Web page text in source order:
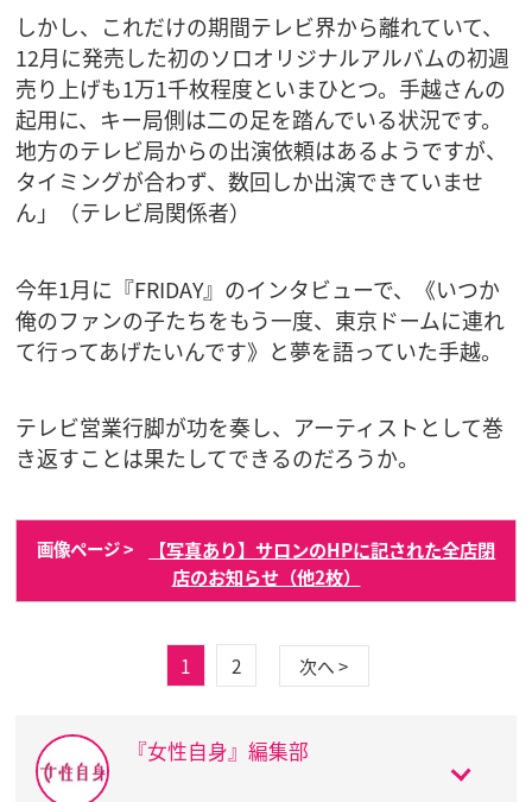
しかし、これだけの期間テレビ界から離れていて、
12月に発売した初のソロオリジナルアルバムの初週
売り上げも1万1千枚程度といまひとつ。手越さんの
起用に、キー局側は二の足を踏んでいる状況です。
地方のテレビ局からの出演依頼はあるようですが、
タイミングが合わず、数回しか出演できていませ
ん」（テレビ局関係者）
今年1月に『FRIDAY』のインタビューで、《いつか
俺のファンの子たちをもう一度、東京ドームに連れ
て行ってあげたいんです》と夢を語っていた手越。
テレビ営業行脚が功を奏し、アーティストとして巻
き返すことは果たしてできるのだろうか。
画像ページ >
【写真あり】サロンのHPに記された全店閉
店のお知らせ（他2枚）
1 2 次へ >
『女性自身』編集部